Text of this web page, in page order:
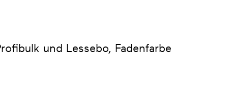
und Lessebo, Fadenfarbe